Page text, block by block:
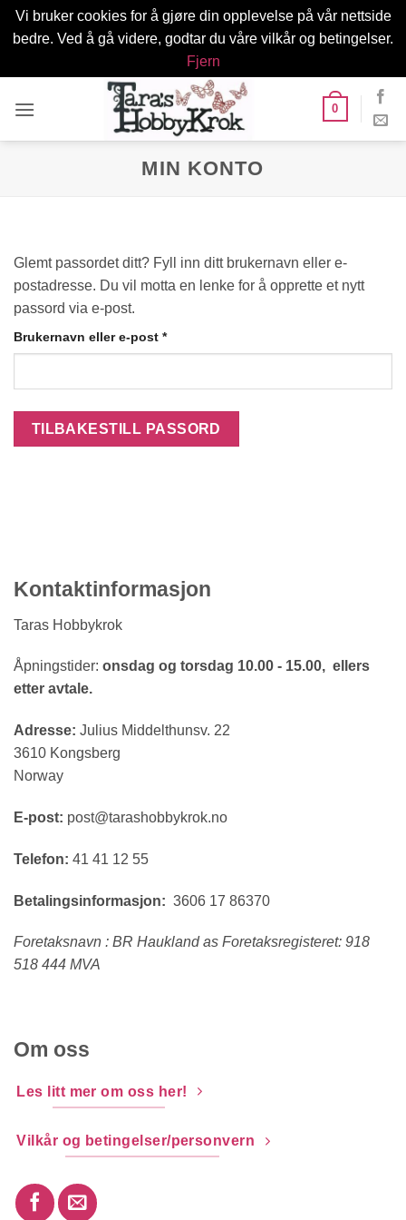
Vi bruker cookies for å gjøre din opplevelse på vår nettside
bedre. Ved å gå videre, godtar du våre vilkår og betingelser.
Fjern
0
MIN KONTO
Glemt passordet ditt? Fyll inn ditt brukernavn eller e-
postadresse. Du vil motta en lenke for å opprette et nytt
passord via e-post.
Brukernavn eller e-post *Påkrevd
TILBAKESTILL PASSORD
Kontaktinformasjon
Taras Hobbykrok
Åpningstider: onsdag og torsdag 10.00 - 15.00, ellers
etter avtale.
Adresse: Julius Middelthunsv. 22
3610 Kongsberg
Norway
E-post: post@tarashobbykrok.no
Telefon: 41 41 12 55
Betalingsinformasjon: 3606 17 86370
Foretaksnavn : BR Haukland as Foretaksregisteret: 918
518 444 MVA
Om oss
Les litt mer om oss her!
Vilkår og betingelser/personvern